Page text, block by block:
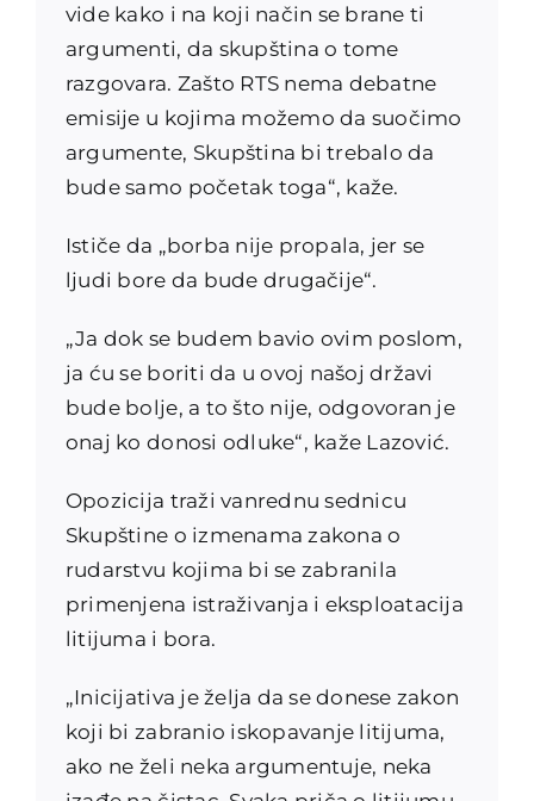
vide kako i na koji način se brane ti
argumenti, da skupština o tome
razgovara. Zašto RTS nema debatne
emisije u kojima možemo da suočimo
argumente, Skupština bi trebalo da
bude samo početak toga“, kaže.
Ističe da „borba nije propala, jer se
ljudi bore da bude drugačije“.
„Ja dok se budem bavio ovim poslom,
ja ću se boriti da u ovoj našoj državi
bude bolje, a to što nije, odgovoran je
onaj ko donosi odluke“, kaže Lazović.
Opozicija traži vanrednu sednicu
Skupštine o izmenama zakona o
rudarstvu kojima bi se zabranila
primenjena istraživanja i eksploatacija
litijuma i bora.
„Inicijativa je želja da se donese zakon
koji bi zabranio iskopavanje litijuma,
ako ne želi neka argumentuje, neka